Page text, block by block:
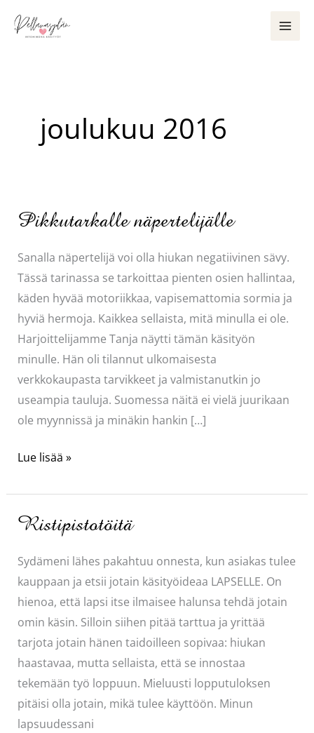
sisältöön
joulukuu 2016
Pikkutarkalle näpertelijälle
Sanalla näpertelijä voi olla hiukan negatiivinen sävy.
Tässä tarinassa se tarkoittaa pienten osien hallintaa,
käden hyvää motoriikkaa, vapisemattomia sormia ja
hyviä hermoja. Kaikkea sellaista, mitä minulla ei ole.
Harjoittelijamme Tanja näytti tämän käsityön
minulle. Hän oli tilannut ulkomaisesta
verkkokaupasta tarvikkeet ja valmistanutkin jo
useampia tauluja. Suomessa näitä ei vielä juurikaan
ole myynnissä ja minäkin hankin […]
Pikkutarkalle
Lue lisää »
Ristipistotöitä
Sydämeni lähes pakahtuu onnesta, kun asiakas tulee
kauppaan ja etsii jotain käsityöideaa LAPSELLE. On
hienoa, että lapsi itse ilmaisee halunsa tehdä jotain
omin käsin. Silloin siihen pitää tarttua ja yrittää
tarjota jotain hänen taidoilleen sopivaa: hiukan
haastavaa, mutta sellaista, että se innostaa
tekemään työ loppuun. Mieluusti lopputuloksen
pitäisi olla jotain, mikä tulee käyttöön. Minun
lapsuudessani